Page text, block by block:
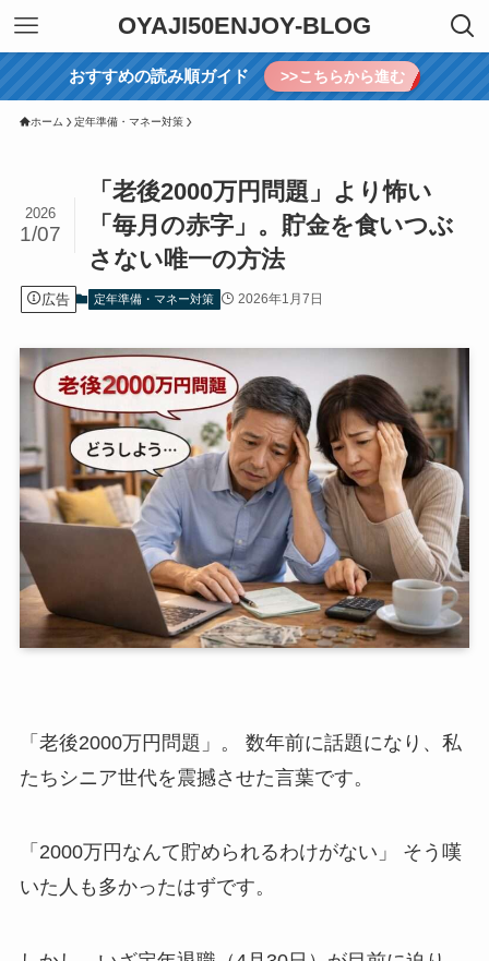
OYAJI50ENJOY-BLOG
おすすめの読み順ガイド >>こちらから進む
ホーム 定年準備・マネー対策
「老後2000万円問題」より怖い
「毎月の赤字」。貯金を食いつぶ
さない唯一の方法
2026
1/07
広告 定年準備・マネー対策 2026年1月7日
「老後2000万円問題」。 数年前に話題になり、私
たちシニア世代を震撼させた言葉です。
「2000万円なんて貯められるわけがない」 そう嘆
いた人も多かったはずです。